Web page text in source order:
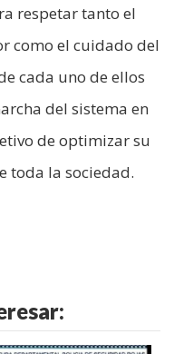
respetar tanto el
como el cuidado del
cada uno de ellos
del sistema en
de optimizar su
toda la sociedad.